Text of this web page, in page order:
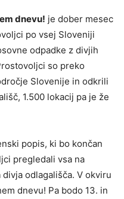
dnevu! je dober mesec
po vsej Sloveniji
odpadke z divjih
so preko
Slovenije in odkrili
1.500 lokacij pa je že
popis, ki bo končan
pregledali vsa na
odlagališča. V okviru
dnevu! Pa bodo 13. in